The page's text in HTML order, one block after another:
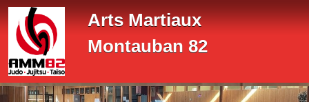
Arts Martiaux
Montauban 82
Panneau de gestion des cookies